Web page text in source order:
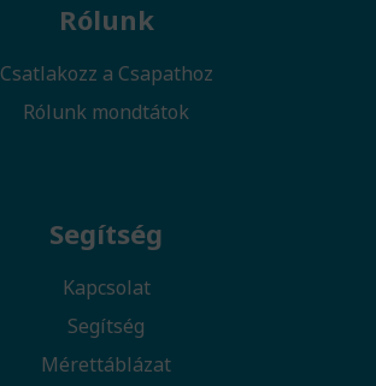
Rólunk
Csatlakozz a Csapathoz
Rólunk mondtátok
Segítség
Kapcsolat
Segítség
Mérettáblázat